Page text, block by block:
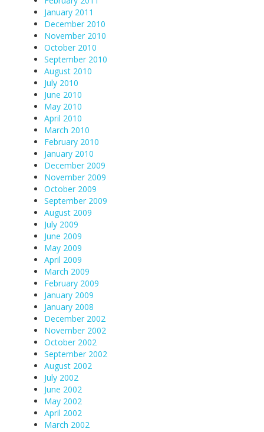
January 2011
December 2010
November 2010
October 2010
September 2010
August 2010
July 2010
June 2010
May 2010
April 2010
March 2010
February 2010
January 2010
December 2009
November 2009
October 2009
September 2009
August 2009
July 2009
June 2009
May 2009
April 2009
March 2009
February 2009
January 2009
January 2008
December 2002
November 2002
October 2002
September 2002
August 2002
July 2002
June 2002
May 2002
April 2002
March 2002